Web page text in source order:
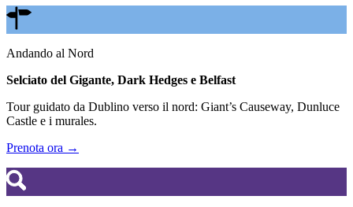
Andando al Nord
Selciato del Gigante, Dark Hedges e Belfast
Tour guidato da Dublino verso il nord: Giant’s Causeway, Dunluce
Castle e i murales.
Prenota ora →